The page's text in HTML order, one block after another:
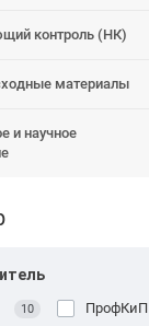
контроль (НК)
материалы
и научное
10 ПрофКиП